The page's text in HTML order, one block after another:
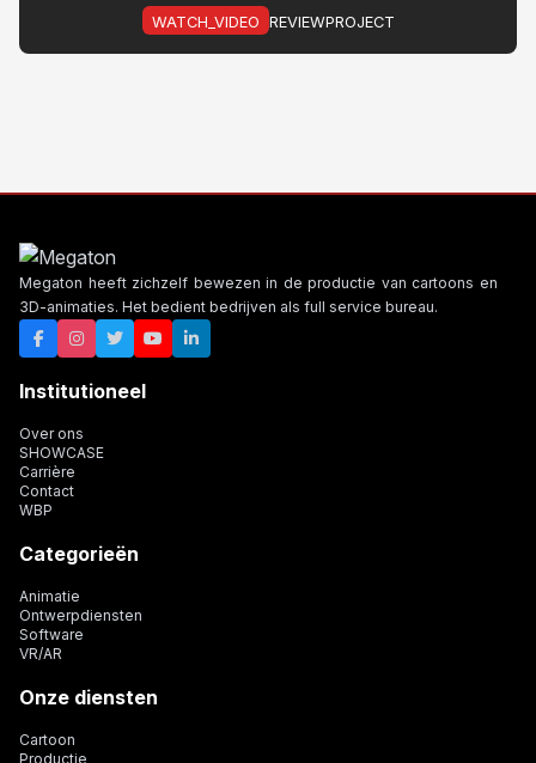
WATCH_VIDEO REVIEWPROJECT
Megaton heeft zichzelf bewezen in de productie van cartoons en
3D-animaties. Het bedient bedrijven als full service bureau.
Institutioneel
Over ons
SHOWCASE
Carrière
Contact
WBP
Categorieën
Animatie
Ontwerpdiensten
Software
VR/AR
Onze diensten
Cartoon
Productie